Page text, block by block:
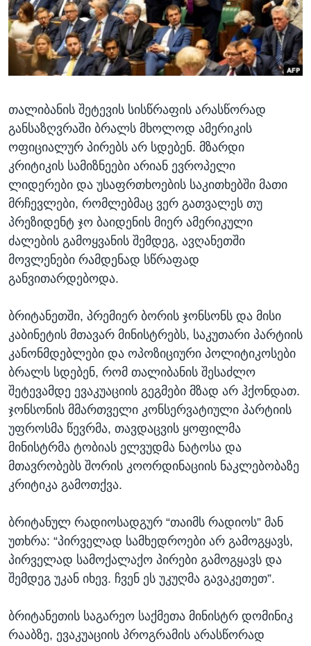
ᲡᲢᲣᲓᲘᲐ ᲕᲐᲨᲘᲜᲒᲢᲝᲜᲘ
ᲔᲙᲝᲜᲝᲛᲘᲙᲐ
ᲯᲐᲜᲛᲠᲗᲔᲚᲝᲑᲐ
ᲛᲔᲪᲜᲘᲔᲠᲔᲑᲐ
ᲙᲣᲚᲢᲣᲠᲐ
ᲒᲐᲚᲘᲚᲔᲝ
ᲓᲔᲖᲘᲜᲤᲝᲠᲛᲐᲪᲘᲐ
Learning English
ᲗᲕᲐᲚᲘ ᲒᲕᲐᲓᲔᲕᲜᲔᲗ
ენები
თალიბანის შეტევის სისწრაფის არასწორად
განსაზღვრაში ბრალს მხოლოდ ამერიკის
ოფიციალურ პირებს არ სდებენ. მზარდი
კრიტიკის სამიზნეები არიან ევროპელი
ლიდერები და უსაფრთხოების საკითხებში მათი
მრჩევლები, რომლებმაც ვერ გათვალეს თუ
პრეზიდენტ ჯო ბაიდენის მიერ ამერიკული
ძალების გამოყვანის შემდეგ, ავღანეთში
მოვლენები რამდენად სწრაფად
განვითარდებოდა.
ბრიტანეთში, პრემიერ ბორის ჯონსონს და მისი
კაბინეტის მთავარ მინისტრებს, საკუთარი პარტიის
კანონმდებლები და ოპოზიციური პოლიტიკოსები
ბრალს სდებენ, რომ თალიბანის შესაძლო
შეტევამდე ევაკუაციის გეგმები მზად არ ჰქონდათ.
ჯონსონის მმართველი კონსერვატიული პარტიის
უფროსმა წევრმა, თავდაცვის ყოფილმა
მინისტრმა ტობიას ელვუდმა ნატოსა და
მთავრობებს შორის კოორდინაციის ნაკლებობაზე
კრიტიკა გამოთქვა.
ბრიტანულ რადიოსადგურ “თაიმს რადიოს” მან
უთხრა: “პირველად სამხედროები არ გამოგყავს,
პირველად სამოქალაქო პირები გამოგყავს და
შემდეგ უკან იხევ. ჩვენ ეს უკუღმა გავაკეთეთ”.
ბრიტანეთის საგარეო საქმეთა მინისტრ დომინიკ
რააბზე, ევაკუაციის პროგრამის არასწორად